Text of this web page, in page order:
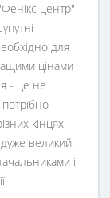
центр"
для
цінами
- це не
кінцях
великий.
і